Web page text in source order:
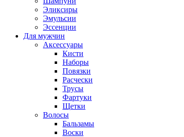
Эликсиры
Эмульсии
Эссенции
Для мужчин
Аксессуары
Кисти
Наборы
Повязки
Расчески
Трусы
Фартуки
Щетки
Волосы
Бальзамы
Воски